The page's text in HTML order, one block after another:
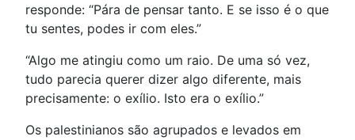
responde: “Pára de pensar tanto. E se isso é o que
tu sentes, podes ir com eles.”
“Algo me atingiu como um raio. De uma só vez,
tudo parecia querer dizer algo diferente, mais
precisamente: o exílio. Isto era o exílio.”
Os palestinianos são agrupados e levados em